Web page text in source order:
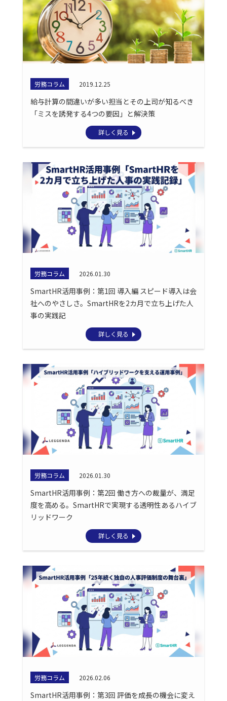
労務コラム 2019.12.25
給与計算の間違いが多い担当とその上司が知るべき
「ミスを誘発する4つの要因」と解決策
詳しく見る
労務コラム 2026.01.30
SmartHR活用事例：第1回 導入編 スピード導入は会
社へのやさしさ。SmartHRを2カ月で立ち上げた人
事の実践記
詳しく見る
労務コラム 2026.01.30
SmartHR活用事例：第2回 働き方への裁量が、満足
度を高める。SmartHRで実現する透明性あるハイブ
リッドワーク
詳しく見る
労務コラム 2026.02.06
SmartHR活用事例：第3回 評価を成長の機会に変え